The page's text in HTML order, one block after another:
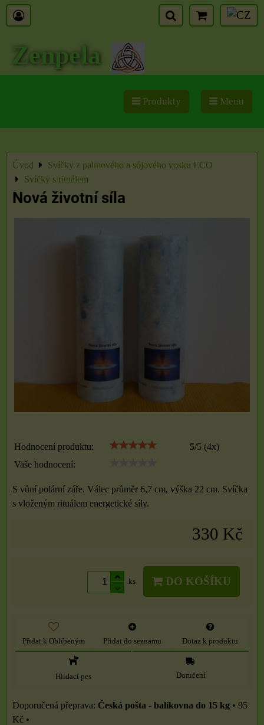
Zenpela
Produkty Menu
Úvod
Svíčky z palmového a sójového vosku ECO
Svíčky s rituálem
Nová životní síla
Hodnocení produktu: 5/5 (4x)
Vaše hodnocení:
S vůní polární záře. Válec průměr 6,7 cm, výška 22 cm. Svíčka
s vloženým rituálem energetické síly.
330 Kč
ks DO KOŠÍKU
Přidat k Oblíbeným Přidat do seznamu Dotaz k produktu
Hlídací pes Doručení
Česká pošta - balíkovna do 15 kg • 95
Kč •